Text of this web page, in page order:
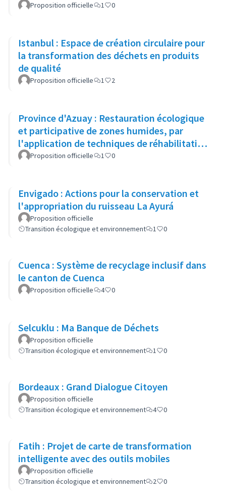
Proposition officielle 1 0
Istanbul : Espace de création circulaire pour
la transformation des déchets en produits
de qualité
Proposition officielle 1 2
Province d'Azuay : Restauration écologique
et participative de zones humides, par
l'application de techniques de réhabilitation
physique et biologique
Proposition officielle 1 0
Envigado : Actions pour la conservation et
l'appropriation du ruisseau La Ayurá
Proposition officielle
Transition écologique et environnement
1 0
Cuenca : Système de recyclage inclusif dans
le canton de Cuenca
Proposition officielle 4 0
Selcuklu : Ma Banque de Déchets
Proposition officielle
Transition écologique et environnement
1 0
Bordeaux : Grand Dialogue Citoyen
Proposition officielle
Transition écologique et environnement
4 0
Fatih : Projet de carte de transformation
intelligente avec des outils mobiles
Proposition officielle
Transition écologique et environnement
2 0